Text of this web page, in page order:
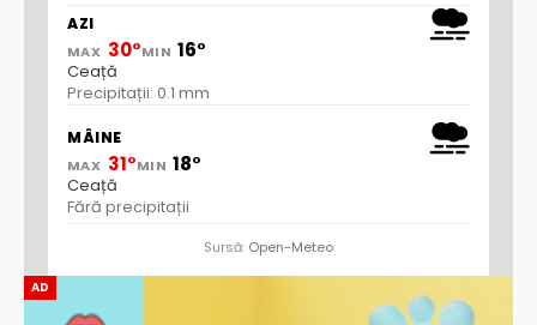
AD
AZI
MAX 30°MIN 16°
Ceață
Precipitații: 0.1 mm
MÂINE
MAX 31°MIN 18°
Ceață
Fără precipitații
Sursă: Open-Meteo